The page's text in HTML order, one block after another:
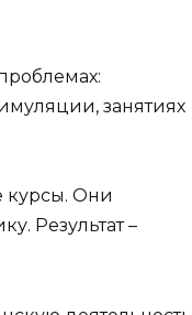
занятиях
курсы. Они
Результат –